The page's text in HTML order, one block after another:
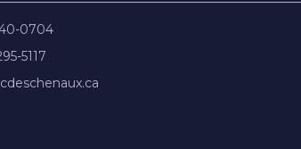
0704
5117